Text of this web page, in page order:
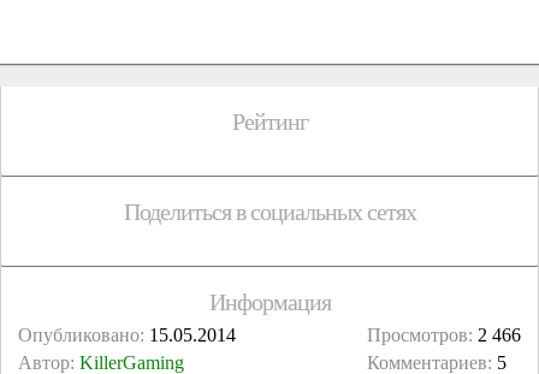
Рейтинг
Поделиться в социальных сетях
Информация
Просмотров: 2 466
Комментариев: 5
Опубликовано: 15.05.2014
Автор: KillerGaming